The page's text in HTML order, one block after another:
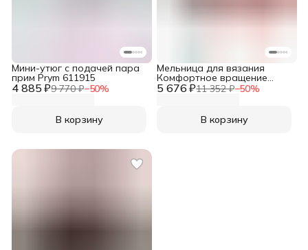
4 885 ₽9 770 ₽−50%
Мини-утюг с подачей пара
прим Prym 611915
В корзину
5 676 ₽11 352 ₽−50%
Мельница для вязания
Комфортное вращение
(Comfort Twist), Prym
В корзину